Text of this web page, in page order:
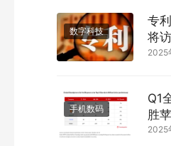
数字科技
专
将
2025
手机数码
Q1
胜
牌
2025